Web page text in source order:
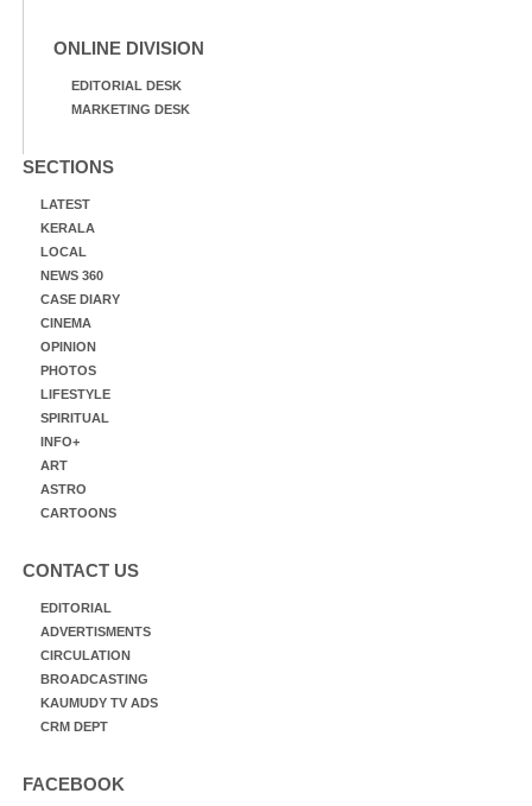
ONLINE DIVISION
EDITORIAL DESK
MARKETING DESK
SECTIONS
LATEST
KERALA
LOCAL
NEWS 360
CASE DIARY
CINEMA
OPINION
PHOTOS
LIFESTYLE
SPIRITUAL
INFO+
ART
ASTRO
CARTOONS
CONTACT US
EDITORIAL
ADVERTISMENTS
CIRCULATION
BROADCASTING
KAUMUDY TV ADS
CRM DEPT
FACEBOOK